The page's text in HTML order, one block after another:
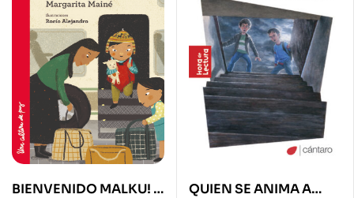
BIENVENIDO MALKU! –
QUIEN SE ANIMA A